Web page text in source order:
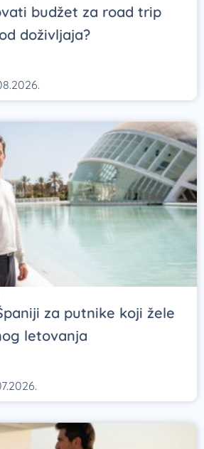
budžet za road trip
doživljaja?
za putnike koji žele
letovanja